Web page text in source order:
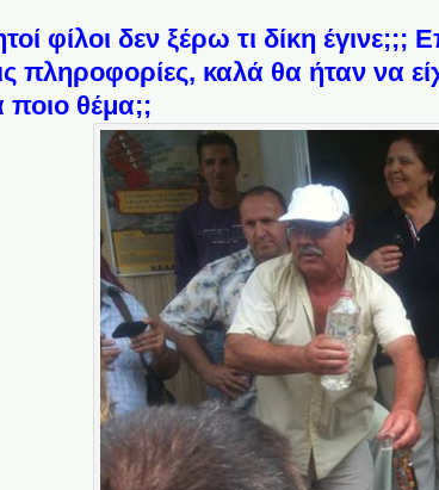
φίλοι δεν ξέρω τι δίκη
πληροφορίες, καλά θα ήταν να
ποιο θέμα;;